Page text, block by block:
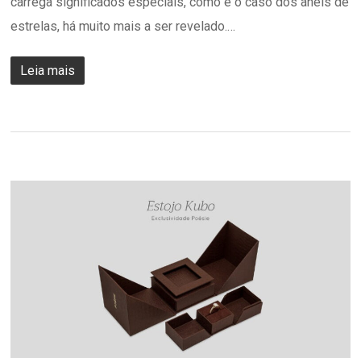
estrelas, há muito mais a ser revelado.…
Leia mais